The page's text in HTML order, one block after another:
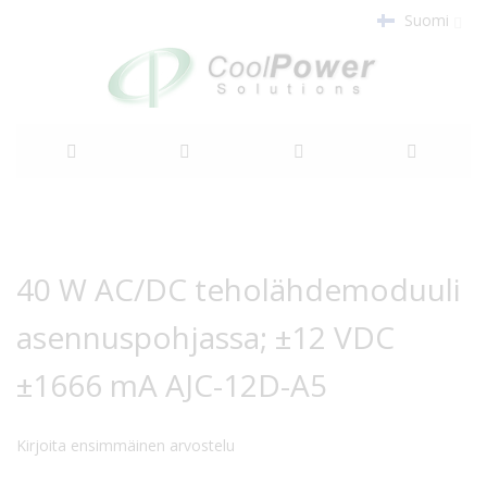
Suomi
loppuun
alkuun
40 W AC/DC teholähdemoduuli
asennuspohjassa; ±12 VDC
±1666 mA AJC-12D-A5
Kirjoita ensimmäinen arvostelu